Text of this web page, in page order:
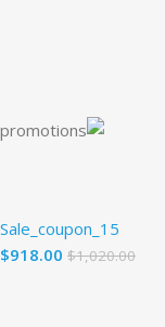
Sale_coupon_15
$1,020.00
$918.00